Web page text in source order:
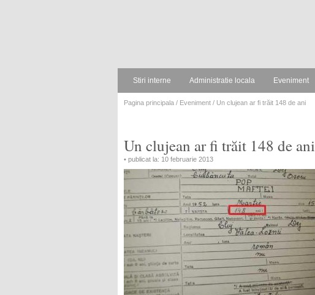
Stiri interne Administratie locala Eveniment
Pagina principala / Eveniment / Un clujean ar fi trăit 148 de ani
Un clujean ar fi trăit 148 de ani
• publicat la: 10 februarie 2013